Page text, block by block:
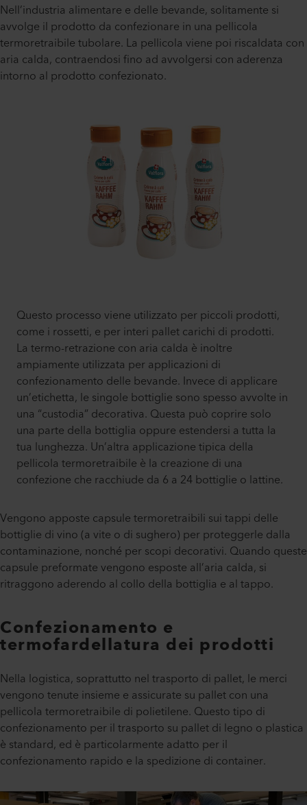
Nell’industria alimentare e delle bevande, solitamente si
avvolge il prodotto da confezionare in una pellicola
termoretraibile tubolare. La pellicola viene poi riscaldata con
aria calda, contraendosi fino ad avvolgersi con aderenza
intorno al prodotto confezionato.
Questo processo viene utilizzato per piccoli prodotti,
come i rossetti, e per interi pallet carichi di prodotti.
La termo-retrazione con aria calda è inoltre
ampiamente utilizzata per applicazioni di
confezionamento delle bevande. Invece di applicare
un’etichetta, le singole bottiglie sono spesso avvolte in
una “custodia” decorativa. Questa può coprire solo
una parte della bottiglia oppure estendersi a tutta la
tua lunghezza. Un’altra applicazione tipica della
pellicola termoretraibile è la creazione di una
confezione che racchiude da 6 a 24 bottiglie o lattine.
Vengono apposte capsule termoretraibili sui tappi delle
bottiglie di vino (a vite o di sughero) per proteggerle dalla
contaminazione, nonché per scopi decorativi. Quando queste
capsule preformate vengono esposte all’aria calda, si
ritraggono aderendo al collo della bottiglia e al tappo.
Confezionamento e
termofardellatura dei prodotti
Nella logistica, soprattutto nel trasporto di pallet, le merci
vengono tenute insieme e assicurate su pallet con una
pellicola termoretraibile di polietilene. Questo tipo di
confezionamento per il trasporto su pallet di legno o plastica
è standard, ed è particolarmente adatto per il
confezionamento rapido e la spedizione di container.